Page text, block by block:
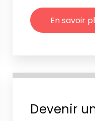
En savoir
Devenir